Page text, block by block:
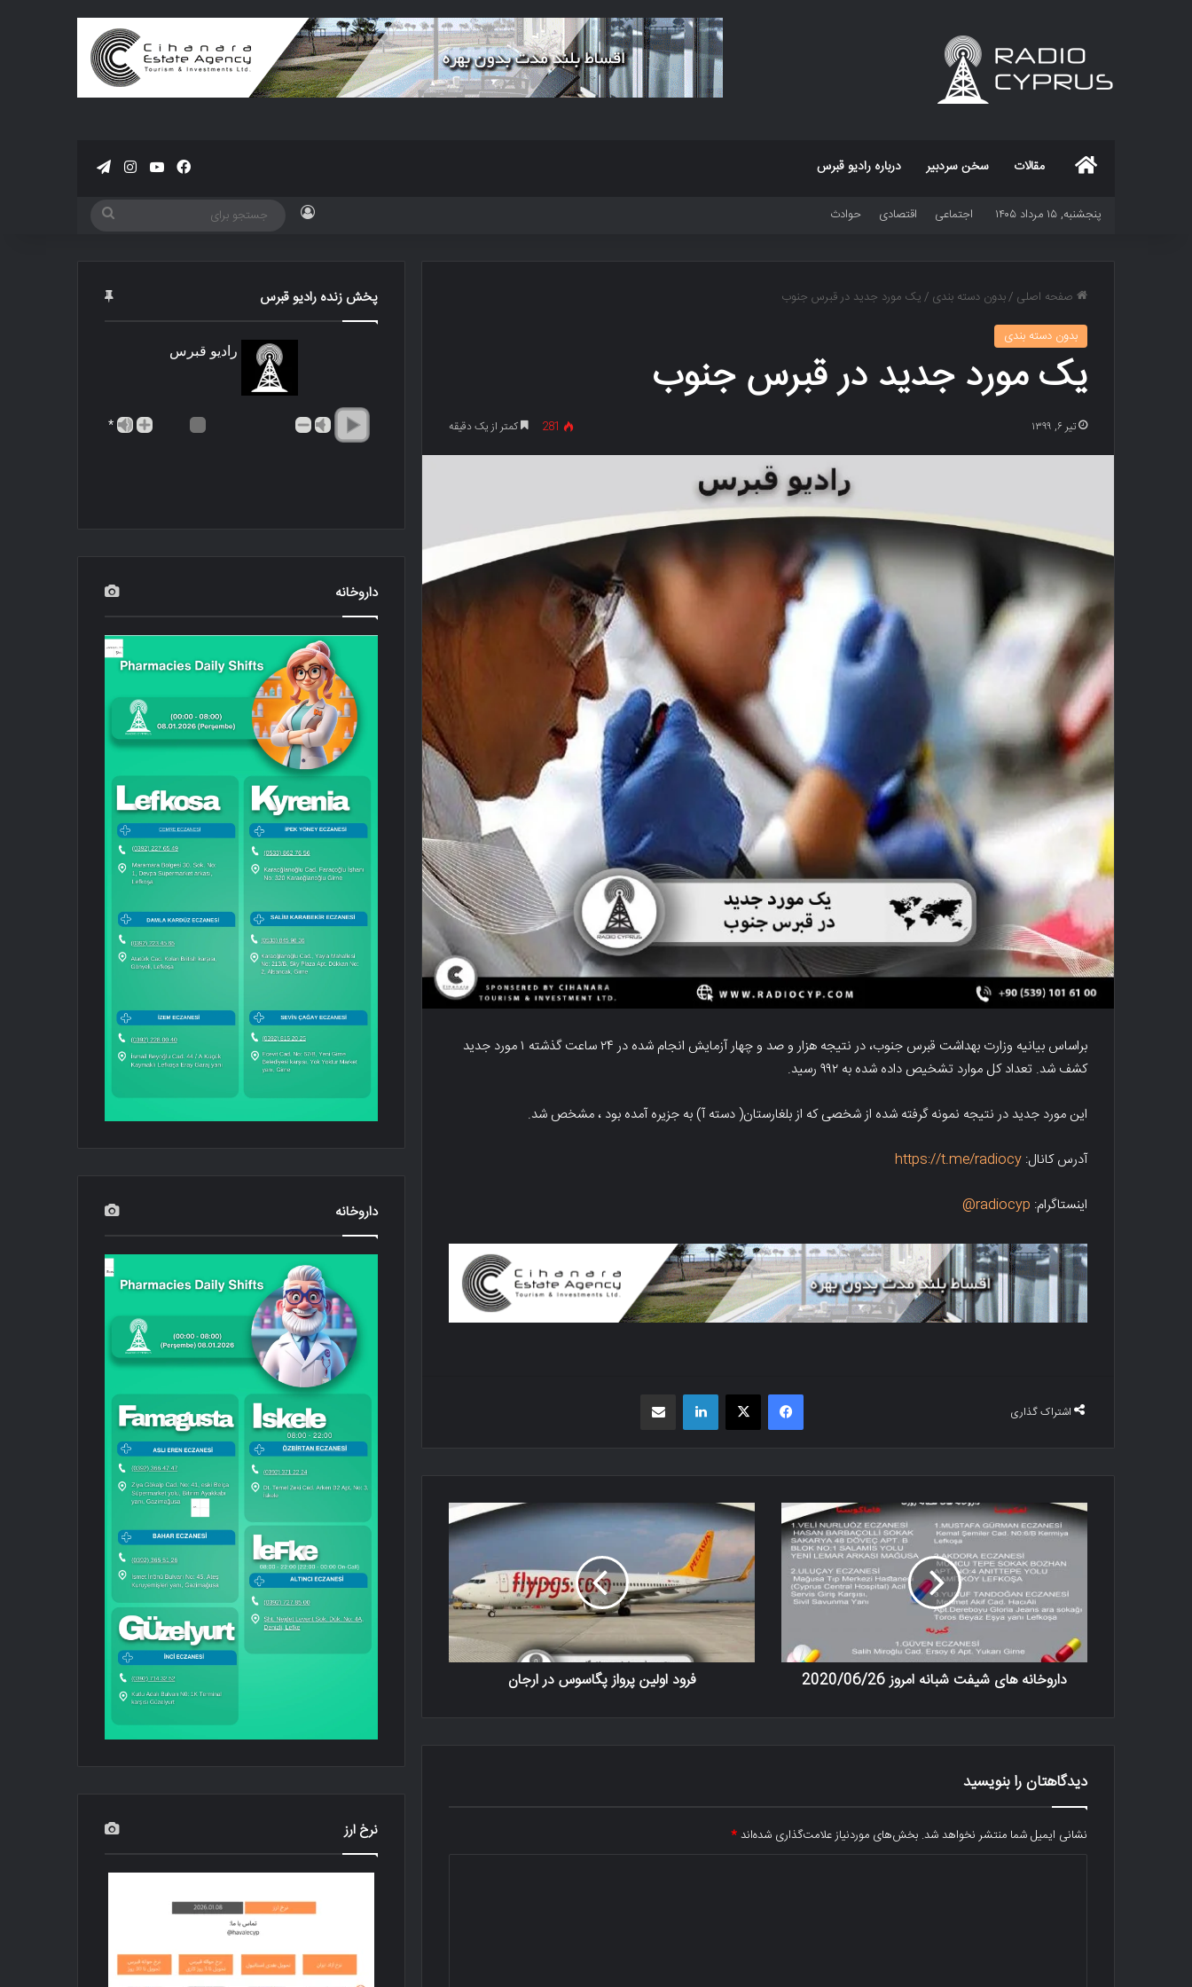
خانه مقالات سخن سردبیر درباره رادیو قبرس فیسبوکیوتیوباینستاگرام
تلگرام
پنجشنبه, ۱۵ مرداد ۱۴۰۵ اجتماعی اقتصادی حوادث ورود
جستجو
صفحه اصلی /بدون دسته بندی /یک مورد جدید در قبرس جنوب
بدون دسته بندی
یک مورد جدید در قبرس جنوب
تیر ۶, ۱۳۹۹ 281 کمتر از یک دقیقه
براساس بیانیه وزارت بهداشت قبرس جنوب، در نتیجه هزار و صد و چهار آزمایش انجام شده در ۲۴ ساعت گذشته ۱ مورد جدید
کشف شد. تعداد کل موارد تشخیص داده شده به ۹۹۲ رسید.
این مورد جدید در نتیجه نمونه گرفته شده از شخصی که از بلغارستان( دسته آ) به جزیره آمده بود ، مشخص شد.
آدرس کانال: https://t.me/radiocy
اینستاگرام: radiocyp@
اشتراک گذاری
فیسبوک X لینکدین
داروخانه های شیفت شبانه امروز 2020/06/26 فرود اولین پرواز پگاسوس در ارجان
دیدگاهتان را بنویسید
نشانی ایمیل شما منتشر نخواهد شد. بخش‌های موردنیاز علامت‌گذاری شده‌اند*
پخش زنده رادیو قبرس
رادیو قبرس
*
داروخانه
داروخانه
نرخ ارز